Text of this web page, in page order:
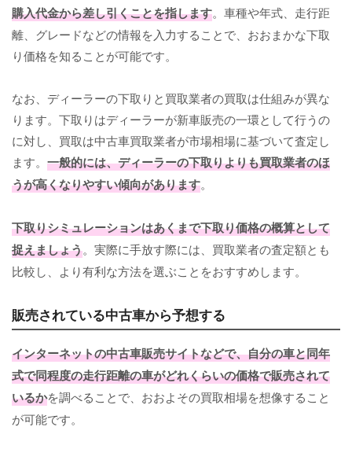
購入代金から差し引くことを指します。車種や年式、走行距
離、グレードなどの情報を入力することで、おおまかな下取
り価格を知ることが可能です。
なお、ディーラーの下取りと買取業者の買取は仕組みが異な
ります。下取りはディーラーが新車販売の一環として行うの
に対し、買取は中古車買取業者が市場相場に基づいて査定し
ます。 一般的には、ディーラーの下取りよりも買取業者のほ
うが高くなりやすい傾向があります。
下取りシミュレーションはあくまで下取り価格の概算として
捉えましょう。実際に手放す際には、買取業者の査定額とも
比較し、より有利な方法を選ぶことをおすすめします。
販売されている中古車から予想する
インターネットの中古車販売サイトなどで、自分の車と同年
式で同程度の走行距離の車がどれくらいの価格で販売されて
いるかを調べることで、おおよその買取相場を想像すること
が可能です。